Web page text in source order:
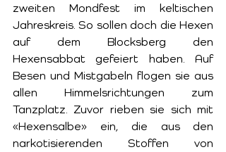
zweiten Mondfest im keltischen
Jahreskreis. So sollen doch die Hexen
auf dem Blocksberg den
Hexensabbat gefeiert haben. Auf
Besen und Mistgabeln flogen sie aus
allen Himmelsrichtungen zum
Tanzplatz. Zuvor rieben sie sich mit
«Hexensalbe» ein, die aus den
narkotisierenden Stoffen von